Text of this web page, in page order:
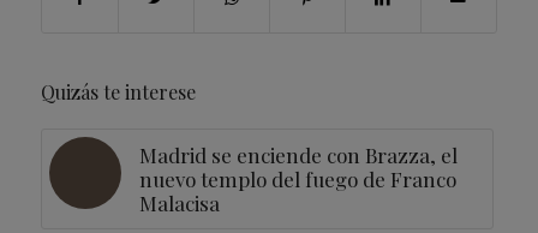
Quizás te interese
Madrid se enciende con Brazza, el
nuevo templo del fuego de Franco
Malacisa